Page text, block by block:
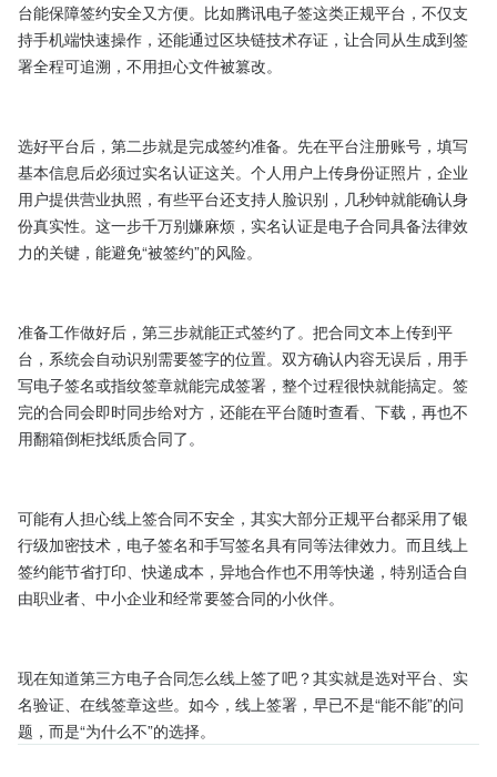
台能保障签约安全又方便。比如腾讯电子签这类正规平台，不仅支
持手机端快速操作，还能通过区块链技术存证，让合同从生成到签
署全程可追溯，不用担心文件被篡改。​
选好平台后，第二步就是完成签约准备。先在平台注册账号，填写
基本信息后必须过实名认证这关。个人用户上传身份证照片，企业
用户提供营业执照，有些平台还支持人脸识别，几秒钟就能确认身
份真实性。这一步千万别嫌麻烦，实名认证是电子合同具备法律效
力的关键，能避免“被签约”的风险。​
准备工作做好后，第三步就能正式签约了。把合同文本上传到平
台，系统会自动识别需要签字的位置。双方确认内容无误后，用手
写电子签名或指纹签章就能完成签署，整个过程很快就能搞定。签
完的合同会即时同步给对方，还能在平台随时查看、下载，再也不
用翻箱倒柜找纸质合同了。​
可能有人担心线上签合同不安全，其实大部分正规平台都采用了银
行级加密技术，电子签名和手写签名具有同等法律效力。而且线上
签约能节省打印、快递成本，异地合作也不用等快递，特别适合自
由职业者、中小企业和经常要签合同的小伙伴。​
现在知道第三方电子合同怎么线上签了吧？其实就是选对平台、实
名验证、在线签章这些。如今，线上签署，早已不是“能不能”的问
题，而是“为什么不”的选择。